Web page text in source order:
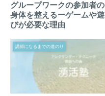
グループワークの参加者の
身体を整えるーゲームや遊
びが必要な理由
講師になるまでの道のり